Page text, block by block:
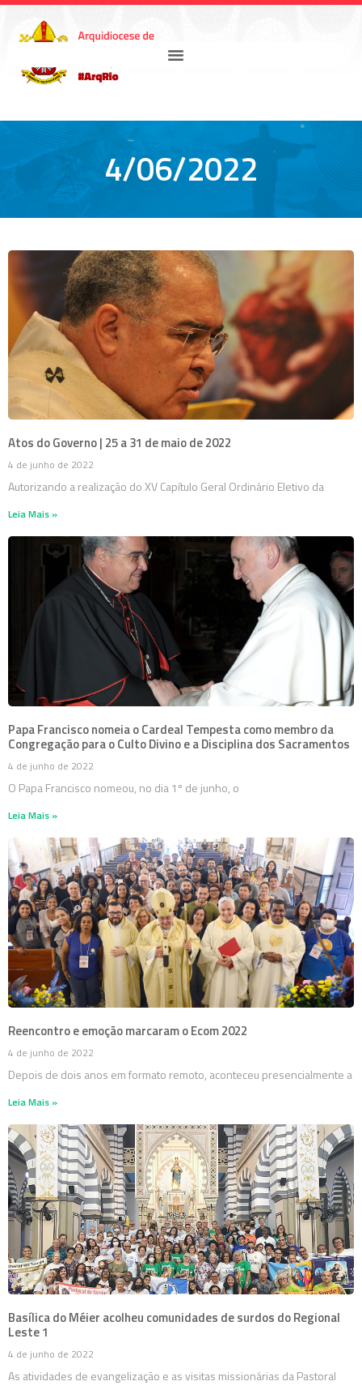
4/06/2022
Atos do Governo | 25 a 31 de maio de 2022
4 de junho de 2022
Autorizando a realização do XV Capítulo Geral Ordinário Eletivo da
Leia Mais »
Papa Francisco nomeia o Cardeal Tempesta como membro da
Congregação para o Culto Divino e a Disciplina dos Sacramentos
4 de junho de 2022
O Papa Francisco nomeou, no dia 1º de junho, o
Leia Mais »
Reencontro e emoção marcaram o Ecom 2022
4 de junho de 2022
Depois de dois anos em formato remoto, aconteceu presencialmente a
Leia Mais »
Basílica do Méier acolheu comunidades de surdos do Regional
Leste 1
4 de junho de 2022
As atividades de evangelização e as visitas missionárias da Pastoral